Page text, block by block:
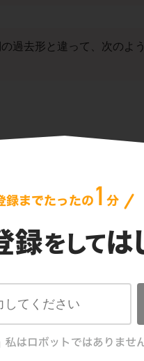
過去形と違って、次のよう
形のwasになっているよ